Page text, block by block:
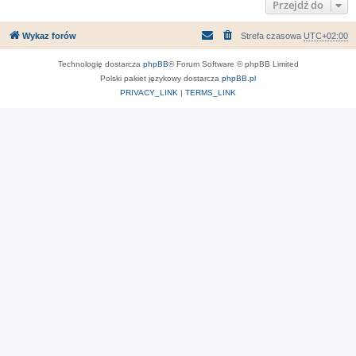
Przejdź do
Wykaz forów Strefa czasowa UTC+02:00
Technologię dostarcza phpBB® Forum Software © phpBB Limited
Polski pakiet językowy dostarcza phpBB.pl
PRIVACY_LINK | TERMS_LINK